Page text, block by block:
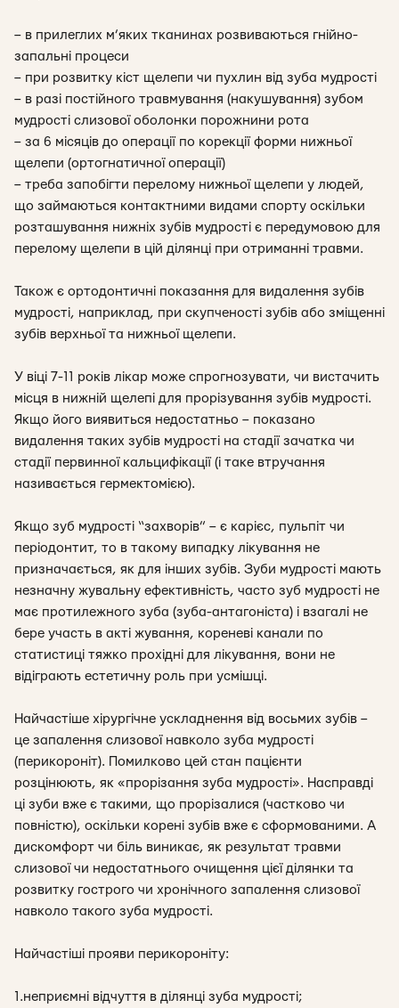
– в прилеглих м’яких тканинах розвиваються гнійно-
запальні процеси
– при розвитку кіст щелепи чи пухлин від зуба мудрості
– в разі постійного травмування (накушування) зубом
мудрості слизової оболонки порожнини рота
– за 6 місяців до операції по корекції форми нижньої
щелепи (ортогнатичної операції)
– треба запобігти перелому нижньої щелепи у людей,
що займаються контактними видами спорту оскільки
розташування нижніх зубів мудрості є передумовою для
перелому щелепи в цій ділянці при отриманні травми.
Також є ортодонтичні показання для видалення зубів
мудрості, наприклад, при скупченості зубів або зміщенні
зубів верхньої та нижньої щелепи.
У віці 7-11 років лікар може спрогнозувати, чи вистачить
місця в нижній щелепі для прорізування зубів мудрості.
Якщо його виявиться недостатньо – показано
видалення таких зубів мудрості на стадії зачатка чи
стадії первинної кальцифікації (і таке втручання
називається гермектомією).
Якщо зуб мудрості “захворів” – є карієс, пульпіт чи
періодонтит, то в такому випадку лікування не
призначається, як для інших зубів. Зуби мудрості мають
незначну жувальну ефективність, часто зуб мудрості не
має протилежного зуба (зуба-антагоніста) і взагалі не
бере участь в акті жування, кореневі канали по
статистиці тяжко прохідні для лікування, вони не
відіграють естетичну роль при усмішці.
Найчастіше хірургічне ускладнення від восьмих зубів –
це запалення слизової навколо зуба мудрості
(перикороніт). Помилково цей стан пацієнти
розцінюють, як «прорізання зуба мудрості». Насправді
ці зуби вже є такими, що прорізалися (частково чи
повністю), оскільки корені зубів вже є сформованими. А
дискомфорт чи біль виникає, як результат травми
слизової чи недостатнього очищення цієї ділянки та
розвитку гострого чи хронічного запалення слизової
навколо такого зуба мудрості.
Найчастіші прояви перикороніту:
1.неприємні відчуття в ділянці зуба мудрості;